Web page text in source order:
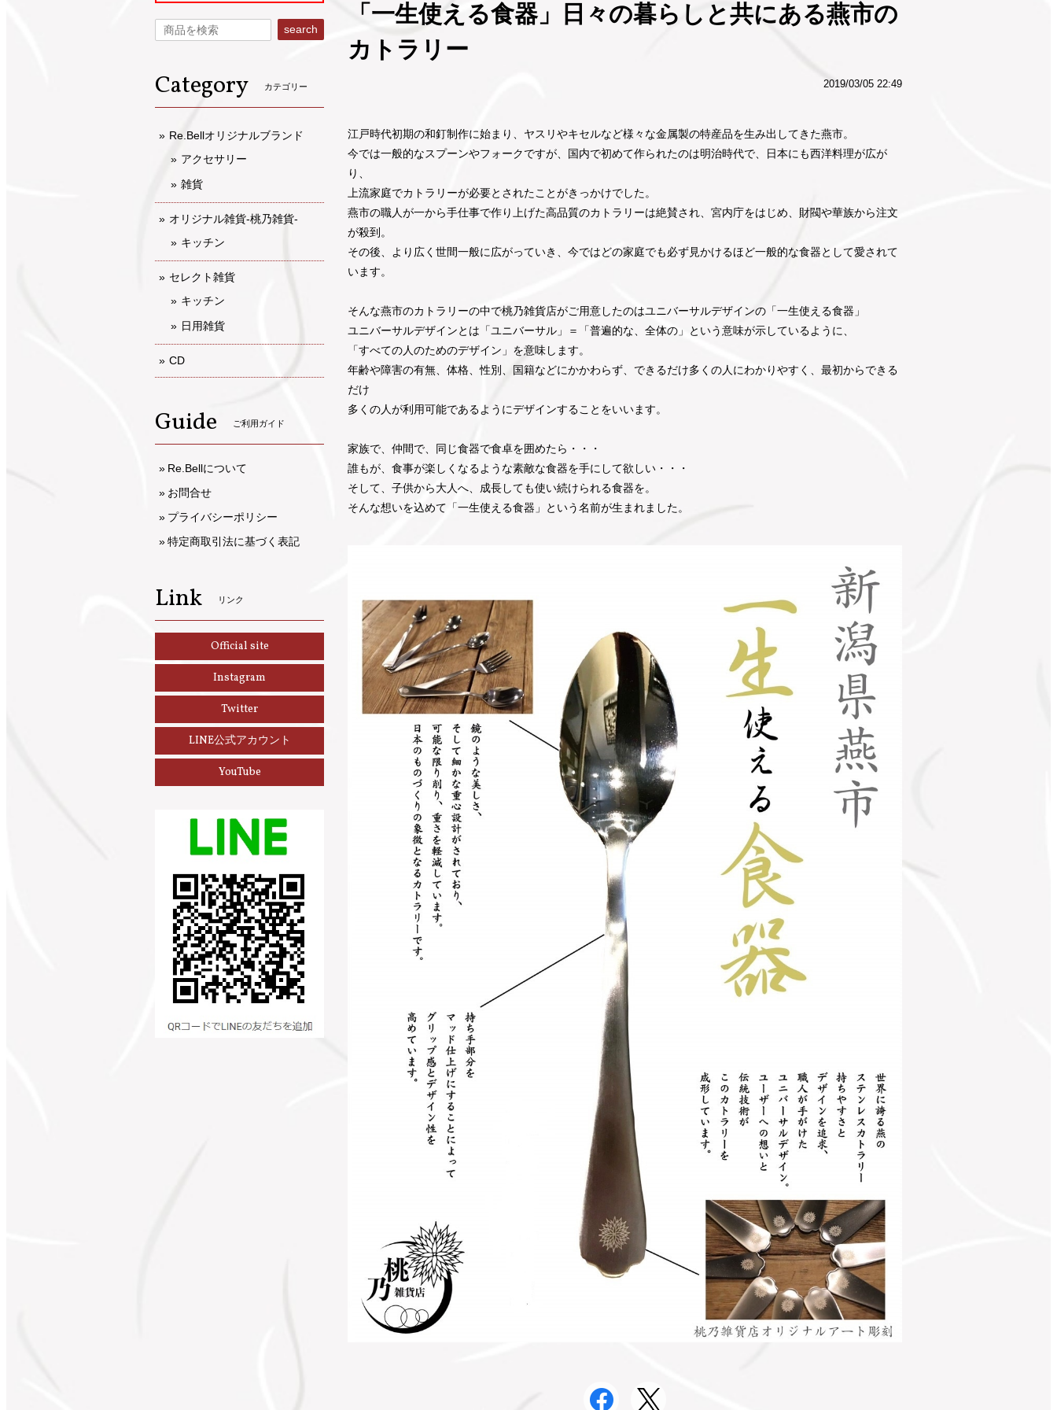
「一生使える食器」日々の暮らしと共にある燕市の
カトラリー
2019/03/05 22:49
江戸時代初期の和釘制作に始まり、ヤスリやキセルなど様々な金属製の特産品を生み出してきた燕市。
今では一般的なスプーンやフォークですが、国内で初めて作られたのは明治時代で、日本にも西洋料理が広が
り、
上流家庭でカトラリーが必要とされたことがきっかけでした。
燕市の職人が一から手仕事で作り上げた高品質のカトラリーは絶賛され、宮内庁をはじめ、財閥や華族から注文
が殺到。
その後、より広く世間一般に広がっていき、今ではどの家庭でも必ず見かけるほど一般的な食器として愛されて
います。
そんな燕市のカトラリーの中で桃乃雑貨店がご用意したのはユニバーサルデザインの「一生使える食器」
ユニバーサルデザインとは「ユニバーサル」＝「普遍的な、全体の」という意味が示しているように、
「すべての人のためのデザイン」を意味します。
年齢や障害の有無、体格、性別、国籍などにかかわらず、できるだけ多くの人にわかりやすく、最初からできる
だけ
多くの人が利用可能であるようにデザインすることをいいます。
家族で、仲間で、同じ食器で食卓を囲めたら・・・
誰もが、食事が楽しくなるような素敵な食器を手にして欲しい・・・
そして、子供から大人へ、成長しても使い続けられる食器を。
そんな想いを込めて「一生使える食器」という名前が生まれました。
search
Category カテゴリー
Re.Bellオリジナルブランド
アクセサリー
雑貨
オリジナル雑貨-桃乃雑貨-
キッチン
セレクト雑貨
キッチン
日用雑貨
CD
Guide ご利用ガイド
Re.Bellについて
お問合せ
プライバシーポリシー
特定商取引法に基づく表記
Link リンク
Official site
Instagram
Twitter
LINE公式アカウント
YouTube